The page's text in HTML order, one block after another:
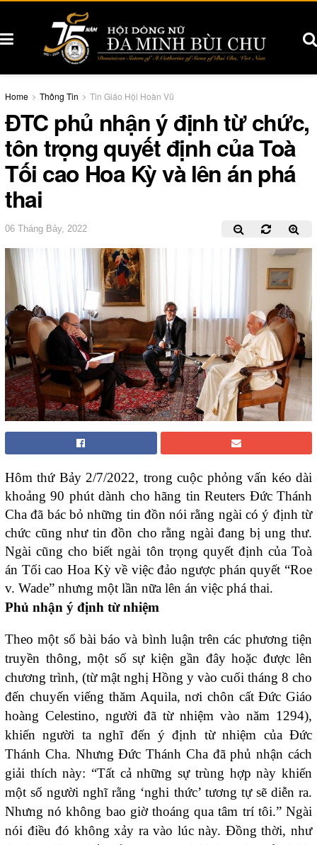
Home Thông Tin Tin Giáo Hội Hoàn Vũ
ĐTC phủ nhận ý định từ chức,
tôn trọng quyết định của Toà
Tối cao Hoa Kỳ và lên án phá
thai
06 Tháng Bảy, 2022
Hôm thứ Bảy 2/7/2022, trong cuộc phỏng vấn kéo dài
khoảng 90 phút dành cho hãng tin Reuters Đức Thánh
Cha đã bác bỏ những tin đồn nói rằng ngài có ý định từ
chức cũng như tin đồn cho rằng ngài đang bị ung thư.
Ngài cũng cho biết ngài tôn trọng quyết định của Toà
án Tối cao Hoa Kỳ về việc đảo ngược phán quyết “Roe
v. Wade” nhưng một lần nữa lên án việc phá thai.
Phủ nhận ý định từ nhiệm
Theo một số bài báo và bình luận trên các phương tiện
truyền thông, một số sự kiện gần đây hoặc được lên
chương trình, (từ mật nghị Hồng y vào cuối tháng 8 cho
đến chuyến viếng thăm Aquila, nơi chôn cất Đức Giáo
hoàng Celestino, người đã từ nhiệm vào năm 1294),
khiến người ta nghĩ đến ý định từ nhiệm của Đức
Thánh Cha. Nhưng Đức Thánh Cha đã phủ nhận cách
giải thích này: “Tất cả những sự trùng hợp này khiến
một số người nghĩ rằng ‘nghi thức’ tương tự sẽ diễn ra.
Nhưng nó không bao giờ thoáng qua tâm trí tôi.” Ngài
nói điều đó không xảy ra vào lúc này. Đồng thời, như